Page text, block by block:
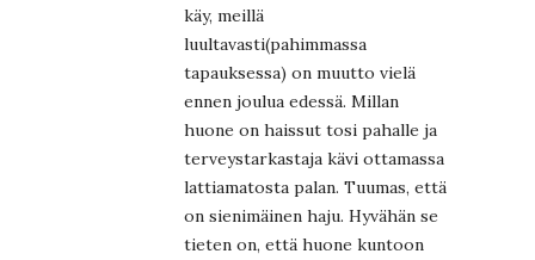
käy, meillä
luultavasti(pahimmassa
tapauksessa) on muutto vielä
ennen joulua edessä. Millan
huone on haissut tosi pahalle ja
terveystarkastaja kävi ottamassa
lattiamatosta palan. Tuumas, että
on sienimäinen haju. Hyvähän se
tieten on, että huone kuntoon